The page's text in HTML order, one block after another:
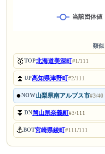
類
🥇TOP北海道美深町#1/111
⏫UP高知県津野町#2/111
●NOW山梨県南アルプス市#3/40
⏬DN岡山県奈義町#3/111
⚓BOT宮崎県綾町#111/111